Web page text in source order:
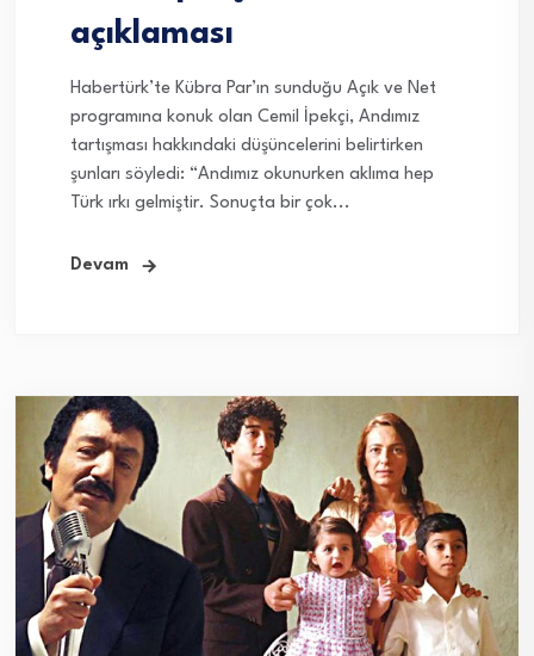
açıklaması
Habertürk’te Kübra Par’ın sunduğu Açık ve Net
programına konuk olan Cemil İpekçi, Andımız
tartışması hakkındaki düşüncelerini belirtirken
şunları söyledi: “Andımız okunurken aklıma hep
Türk ırkı gelmiştir. Sonuçta bir çok...
Devam